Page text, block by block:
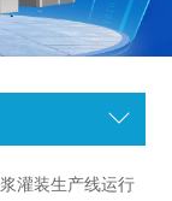
灌装生产线运行